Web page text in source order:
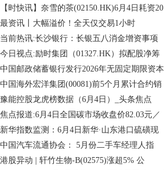
【时快讯】奈雪的茶(02150.HK)6月4日耗资20
最资讯丨大幅溢价！全天仅交易1小时
当前热讯:长沙银行：长银五八消金增资事项
今日视点:励时集团（01327.HK）拟配股净筹
中国邮政储蓄银行发行2026年无固定期限资本
中国海外宏洋集团(00081)前5个月累计合约销
豫能控股龙虎榜数据（6月4日）_头条焦点
焦点报道:6月4日全国碳市场收盘价82.03元／
新华指数监测：6月4日新华·山东港口硫磺现
中国汽车流通协会： 5月份二手车经理人指
港股异动 | 轩竹生物-B(02575)涨超5% 公